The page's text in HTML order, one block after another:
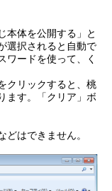
本体を公開する」と
選択されると自動で
ワードを使って、く
クリックすると、桃
ます。「クリア」ボ
はできません。